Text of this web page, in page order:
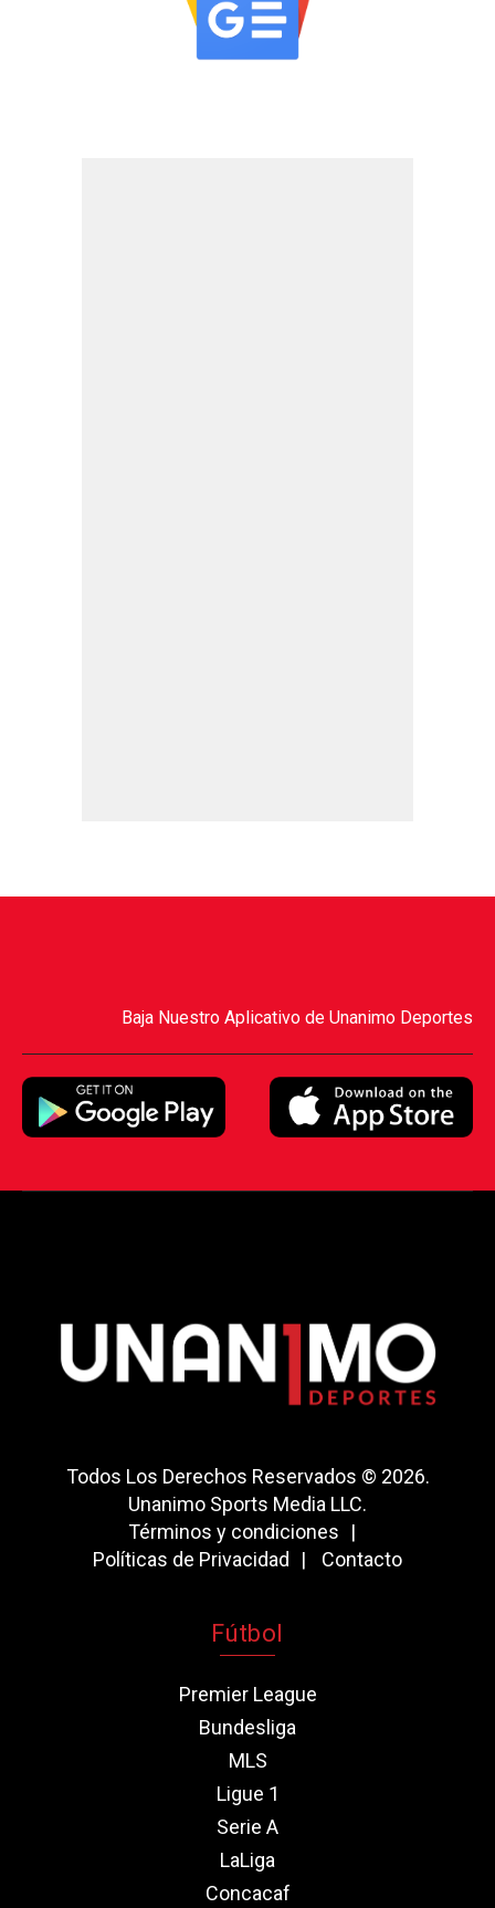
Baja Nuestro Aplicativo de Unanimo Deportes
Todos Los Derechos Reservados © 2026.
Unanimo Sports Media LLC.
Términos y condiciones
Políticas de Privacidad
Contacto
Fútbol
Premier League
Bundesliga
MLS
Ligue 1
Serie A
LaLiga
Concacaf